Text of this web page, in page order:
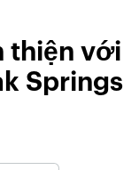
thiện với
Springs